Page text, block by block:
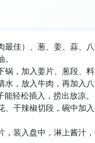
佳）、葱、姜、蒜、
，加入姜片、葱段、
水，放入牛肉，再加入
轻松插入，捞出放凉。
、干辣椒切段，碗中加
装入盘中，淋上酱汁，